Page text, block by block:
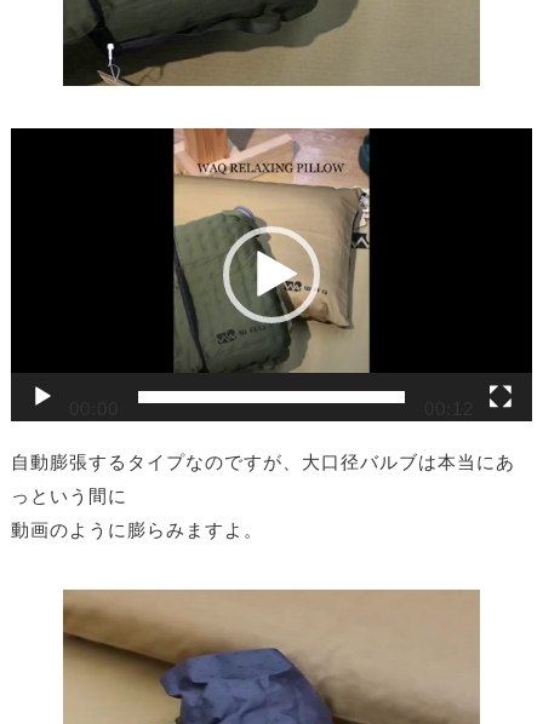
自動膨張するタイプなのですが、大口径バルブは本当にあ
っという間に
動画のように膨らみますよ。